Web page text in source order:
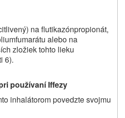
na flutikazónpropionát,
alebo na
zložiektohto lieku
6).
používaní Iffezy
inhalátorom povedzte svojmu